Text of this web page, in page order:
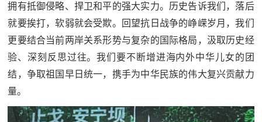
拥有抵御侵略、捍卫和平的强大实力。历史告诉我们，落后
就要挨打，软弱就会受欺。回望抗日战争的峥嵘岁月，我们
更要结合当前两岸关系形势与复杂的国际格局，汲取历史经
验、深刻反思过往。我们要不断增进海内外中华儿女的团
结，争取祖国早日统一，携手为中华民族的伟大复兴贡献力
量。